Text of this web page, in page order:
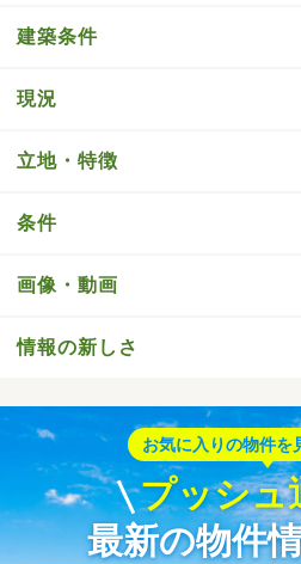
建築条件
現況
立地・特徴
条件
画像・動画
情報の新しさ
お気に入りの物件を
プッシュ
最新の物件